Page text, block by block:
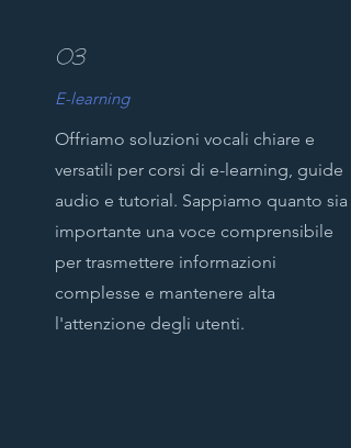
03
E-learning
Offriamo soluzioni vocali chiare e
versatili per corsi di e-learning, guide
audio e tutorial. Sappiamo quanto sia
importante una voce comprensibile
per trasmettere informazioni
complesse e mantenere alta
l'attenzione degli utenti.